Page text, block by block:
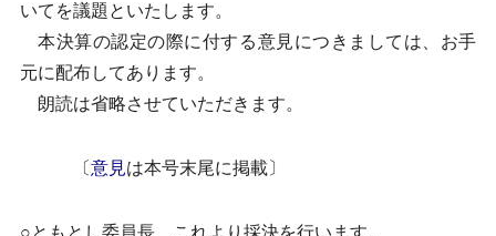
いてを議題といたします。
本決算の認定の際に付する意見につきましては、お手
元に配布してあります。
朗読は省略させていただきます。
〔意見は本号末尾に掲載〕
○ともとし委員長 これより採決を行います。